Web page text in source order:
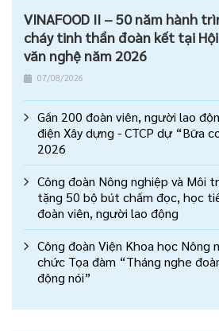
VINAFOOD II – 50 năm hành
cháy tinh thần đoàn kết tại
văn nghệ năm 2026
07/08/2026
Gần 200 đoàn viên, người lao
điện Xây dựng - CTCP dự “Bữa
2026
Công đoàn Nông nghiệp và Môi
tặng 50 bộ bút chấm đọc, học
đoàn viên, người lao động
Công đoàn Viện Khoa học Nông
chức Tọa đàm “Tháng nghe
động nói”